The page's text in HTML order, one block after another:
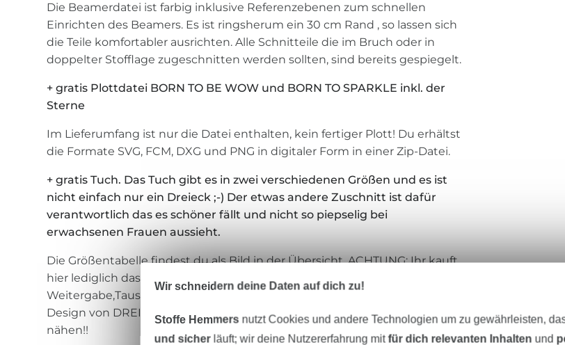
Die Beamerdatei ist farbig inklusive Referenzebenen zum schnellen
Einrichten des Beamers. Es ist ringsherum ein 30 cm Rand , so lassen sich
die Teile komfortabler ausrichten. Alle Schnitteile die im Bruch oder in
doppelter Stofflage zugeschnitten werden sollten, sind bereits gespiegelt.
+ gratis Plottdatei BORN TO BE WOW und BORN TO SPARKLE inkl. der
Sterne
Im Lieferumfang ist nur die Datei enthalten, kein fertiger Plott! Du erhältst
die Formate SVG, FCM, DXG und PNG in digitaler Form in einer Zip-Datei.
+ gratis Tuch. Das Tuch gibt es in zwei verschiedenen Größen und es ist
nicht einfach nur ein Dreieck ;-) Der etwas andere Zuschnitt ist dafür
verantwortlich das es schöner fällt und nicht so piepselig bei
erwachsenen Frauen aussieht.
Die Größentabelle findest du als Bild in der Übersicht. ACHTUNG: Ihr kauft
hier lediglich das eBook, keinen fertiges Kleidungsstück. Die
Weitergabe,Tausch oder Kopie des eBooks ist nicht gestattet. Idee und
Design von DREIEMS(Manja Krafczyk). Ich wünsche euch viel Freude beim
nähen!!
Wir schneidern deine Daten auf dich zu!
Stoffe Hemmers nutzt Cookies und andere Technologien um zu gewährleisten,
und sicherläuft; wir deine Nutzererfahrung mitfür dich relevanten Inhalten und